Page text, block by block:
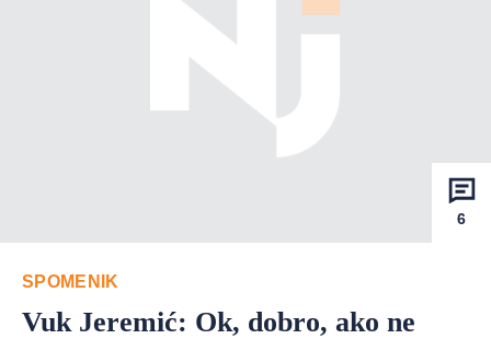
6
SPOMENIK
Vuk Jeremić: Ok, dobro, ako ne